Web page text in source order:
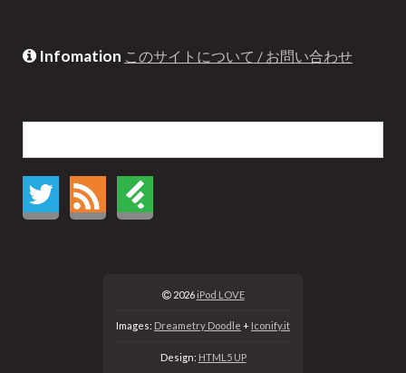
Infomation このサイトについて / お問い合わせ
2026iPod LOVE
Images: Dreametry Doodle + Iconify.it
Design: HTML5 UP